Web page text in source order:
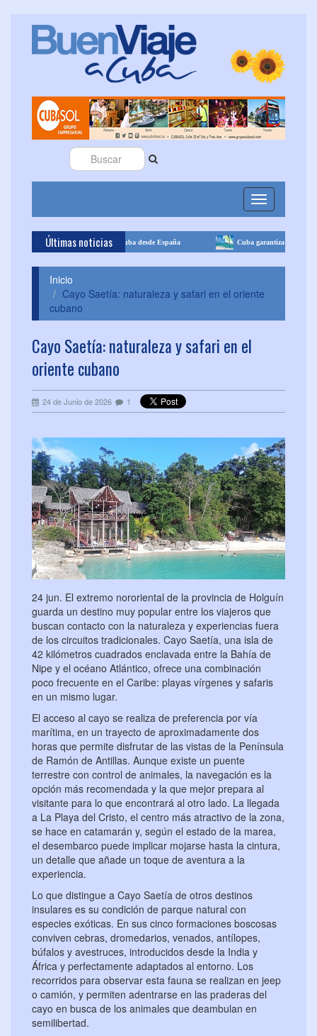
Toggle
navigation
Últimas noticias
de pago para volar a Cuba desde España Cuba garantiza continuidad
Inicio
Cayo Saetía: naturaleza y safari en el oriente
cubano
Cayo Saetía: naturaleza y safari en el
oriente cubano
24 de Junio de 2026 1
24 jun. El extremo nororiental de la provincia de Holguín
guarda un destino muy popular entre los viajeros que
buscan contacto con la naturaleza y experiencias fuera
de los circuitos tradicionales. Cayo Saetía, una isla de
42 kilómetros cuadrados enclavada entre la Bahía de
Nipe y el océano Atlántico, ofrece una combinación
poco frecuente en el Caribe: playas vírgenes y safaris
en un mismo lugar.
El acceso al cayo se realiza de preferencia por vía
marítima, en un trayecto de aproximadamente dos
horas que permite disfrutar de las vistas de la Península
de Ramón de Antillas. Aunque existe un puente
terrestre con control de animales, la navegación es la
opción más recomendada y la que mejor prepara al
visitante para lo que encontrará al otro lado. La llegada
a La Playa del Cristo, el centro más atractivo de la zona,
se hace en catamarán y, según el estado de la marea,
el desembarco puede implicar mojarse hasta la cintura,
un detalle que añade un toque de aventura a la
experiencia.
Lo que distingue a Cayo Saetía de otros destinos
insulares es su condición de parque natural con
especies exóticas. En sus cinco formaciones boscosas
conviven cebras, dromedarios, venados, antílopes,
búfalos y avestruces, introducidos desde la India y
África y perfectamente adaptados al entorno. Los
recorridos para observar esta fauna se realizan en jeep
o camión, y permiten adentrarse en las praderas del
cayo en busca de los animales que deambulan en
semilibertad.